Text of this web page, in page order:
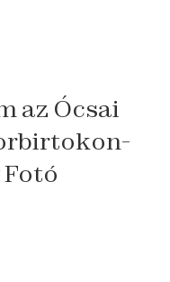
az Ócsai